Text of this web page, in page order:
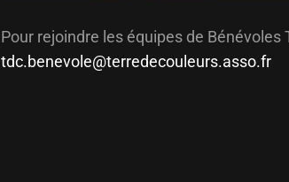
Pour rejoindre les équipes de Bénévoles
tdc.benevole@terredecouleurs.asso.fr